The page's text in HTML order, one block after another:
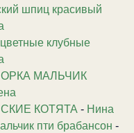
шпиц красивый
клубные
МАЛЬЧИК
КОТЯТА - Нина
пти брабансон -